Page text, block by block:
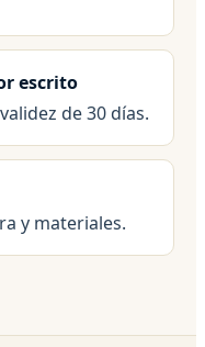
escrito
de 30 días.
y materiales.